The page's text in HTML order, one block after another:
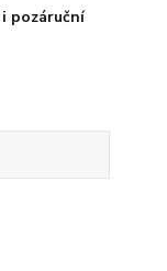
pozáruční